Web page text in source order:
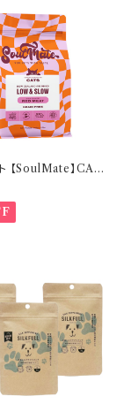
【SoulMate】CAT
ード レッドミート